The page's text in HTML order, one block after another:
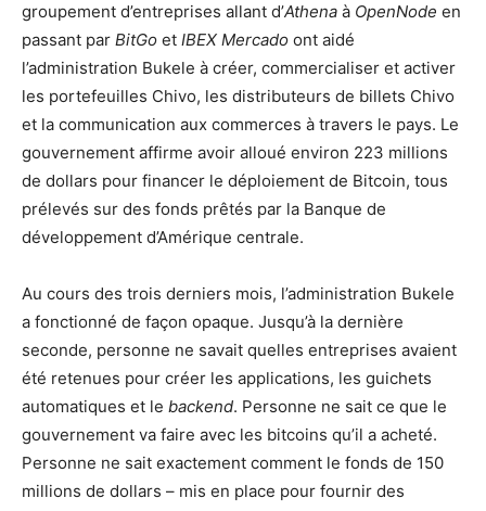
groupement d’entreprises allant d’Athena à OpenNode en
passant par BitGo et IBEX Mercado ont aidé
l’administration Bukele à créer, commercialiser et activer
les portefeuilles Chivo, les distributeurs de billets Chivo
et la communication aux commerces à travers le pays. Le
gouvernement affirme avoir alloué environ 223 millions
de dollars pour financer le déploiement de Bitcoin, tous
prélevés sur des fonds prêtés par la Banque de
développement d’Amérique centrale.
Au cours des trois derniers mois, l’administration Bukele
a fonctionné de façon opaque. Jusqu’à la dernière
seconde, personne ne savait quelles entreprises avaient
été retenues pour créer les applications, les guichets
automatiques et le backend. Personne ne sait ce que le
gouvernement va faire avec les bitcoins qu’il a acheté.
Personne ne sait exactement comment le fonds de 150
millions de dollars – mis en place pour fournir des